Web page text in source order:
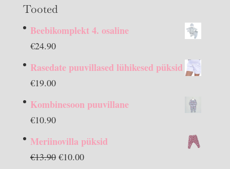
Tooted
Beebikomplekt 4. osaline
€24.90
Rasedate puuvillased lühikesed püksid
€19.00
Kombinesoon puuvillane
€10.90
Meriinovilla püksid
€13.90 Algne
€10.00Praegune